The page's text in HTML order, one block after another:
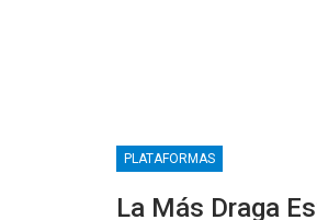
PLATAFORMAS
La Más Draga